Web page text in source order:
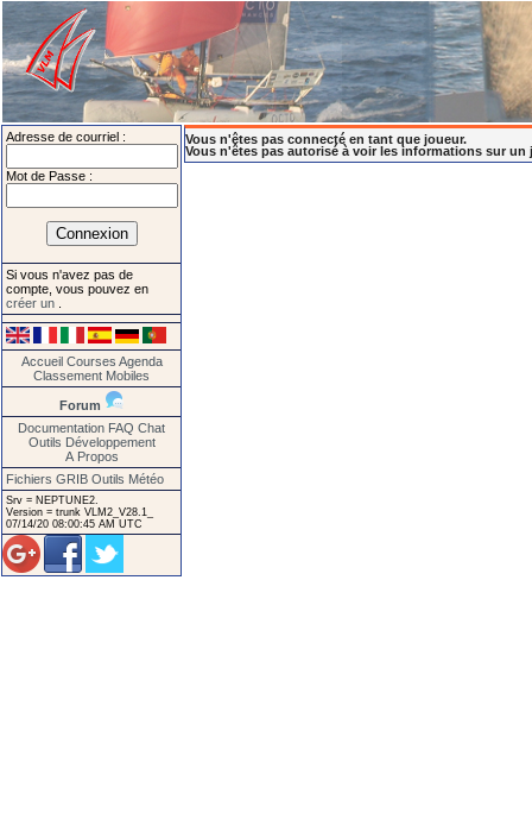
Adresse de courriel :
Mot de Passe :
Si vous n'avez pas de
compte, vous pouvez en
créer un
Accueil Courses Agenda
Classement Mobiles
Forum
Documentation FAQ Chat
Outils Développement
A Propos
Fichiers GRIB Outils Météo
Srv = NEPTUNE2.
Version = trunk VLM2_V28.1_
07/14/20 08:00:45 AM UTC
Vous n'êtes pas connecté en tant que joueur.
Vous n'êtes pas autorisé à voir les informations sur un